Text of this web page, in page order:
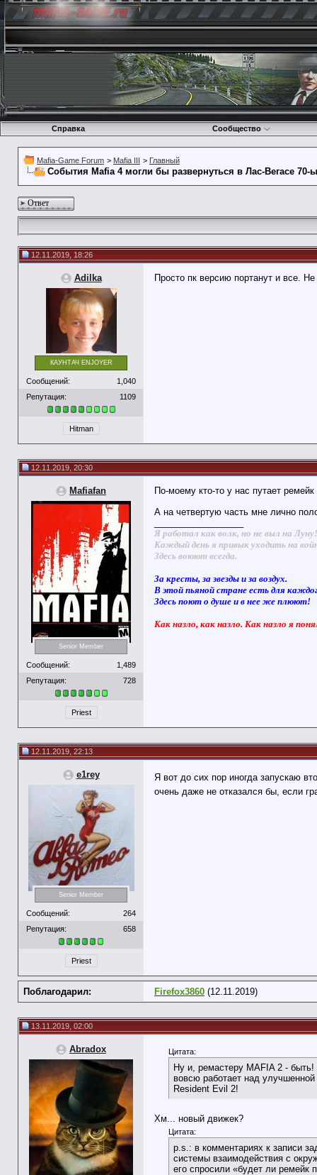
Справка Сообщество
Mafia-Game Forum > Mafia III > Главный
События Mafia 4 могли бы развернуться в Лас-Вегасе 70-
Ответ
12.11.2019, 18:26
Adilka
КАУНТАЧ ENJOYER
Сообщений:
1,040
Репутация:
1109
Hitman
Просто пк версию портанут и все.
12.11.2019, 20:30
Mafiafan
Senior Member
Сообщений:
1,489
Репутация:
728
Priest
По-моему кто-то у нас путает
А на четвертую часть мне лично
Я работал как волк, но не выл на Луну!
Каждый день я привык уходить на
Здесь воюют всегда.
За кресты, за звезды и за воздух.
В этой пьяной стране есть для
Здесь поют о душе и в нее же плюют!
Как назло, как назло. Как назло я
12.11.2019, 22:13
e1rey
Senior Member
Сообщений:
264
Репутация:
658
Priest
Я вот до сих пор иногда запускаю
очень даже не отказался бы, если
Поблагодарил: Firefox3860 (12.11.2019)
13.11.2019, 02:00
Abradox Цитата:
Ну и, ремастеру MAFIA 2 -
вовсю работает над
Resident Evil 2!
Хм... новый движек?
Цитата:
p.s.: в комментариях к записи
системы взаимодействия с
его спросили «будет ли ремейк